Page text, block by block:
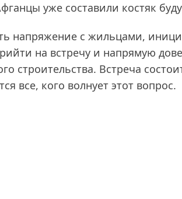
уже составили костяк
напряжение с жильцами,
на встречу и напрямую
строительства. Встреча
все, кого волнует этот вопрос.